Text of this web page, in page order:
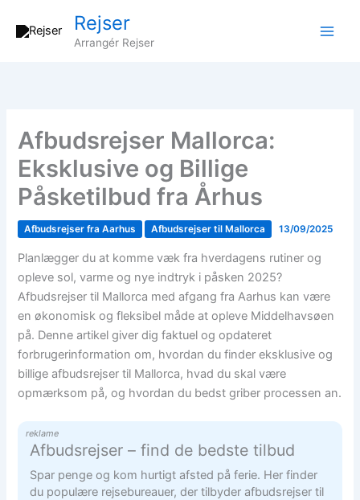
Rejser
Arrangér Rejser
Afbudsrejser Mallorca:
Eksklusive og Billige
Påsketilbud fra Århus
Afbudsrejser fra Aarhus Afbudsrejser til Mallorca 13/09/2025
Planlægger du at komme væk fra hverdagens rutiner og
opleve sol, varme og nye indtryk i påsken 2025?
Afbudsrejser til Mallorca med afgang fra Aarhus kan være
en økonomisk og fleksibel måde at opleve Middelhavsøen
på. Denne artikel giver dig faktuel og opdateret
forbrugerinformation om, hvordan du finder eksklusive og
billige afbudsrejser til Mallorca, hvad du skal være
opmærksom på, og hvordan du bedst griber processen an.
reklame
Afbudsrejser – find de bedste tilbud
Spar penge og kom hurtigt afsted på ferie. Her finder
du populære rejsebureauer, der tilbyder afbudsrejser til